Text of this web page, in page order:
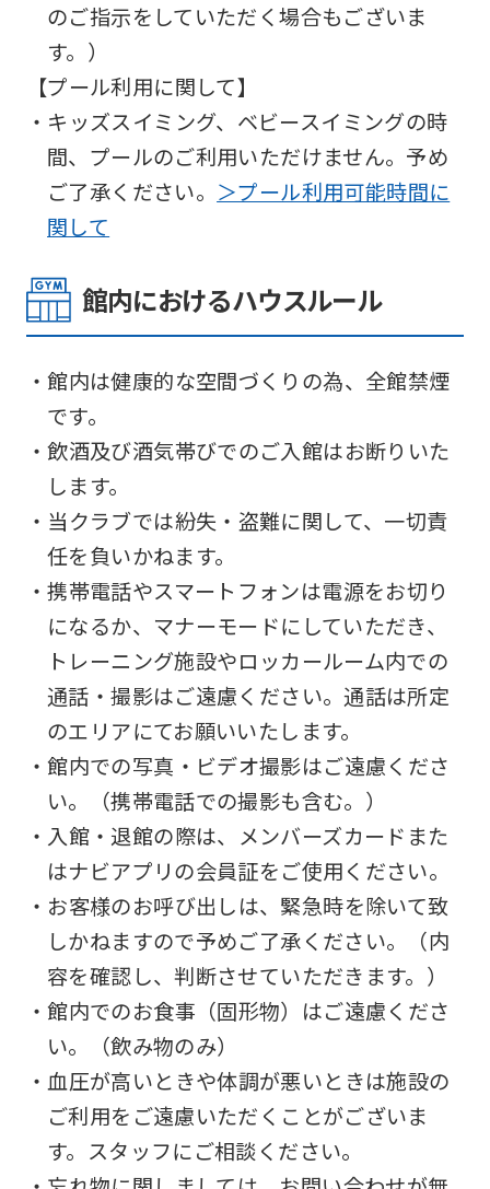
のご指示をしていただく場合もございま
す。）
【プール利用に関して】
・キッズスイミング、ベビースイミングの時
間、プールのご利用いただけません。予め
ご了承ください。 ＞プール利用可能時間に
関して
館内におけるハウスルール
・館内は健康的な空間づくりの為、全館禁煙
です。
・飲酒及び酒気帯びでのご入館はお断りいた
します。
・当クラブでは紛失・盗難に関して、一切責
任を負いかねます。
・携帯電話やスマートフォンは電源をお切り
になるか、マナーモードにしていただき、
トレーニング施設やロッカールーム内での
通話・撮影はご遠慮ください。通話は所定
のエリアにてお願いいたします。
・館内での写真・ビデオ撮影はご遠慮くださ
い。（携帯電話での撮影も含む。）
・入館・退館の際は、メンバーズカードまた
はナビアプリの会員証をご使用ください。
・お客様のお呼び出しは、緊急時を除いて致
しかねますので予めご了承ください。（内
容を確認し、判断させていただきます。）
・館内でのお食事（固形物）はご遠慮くださ
い。（飲み物のみ）
・血圧が高いときや体調が悪いときは施設の
ご利用をご遠慮いただくことがございま
す。スタッフにご相談ください。